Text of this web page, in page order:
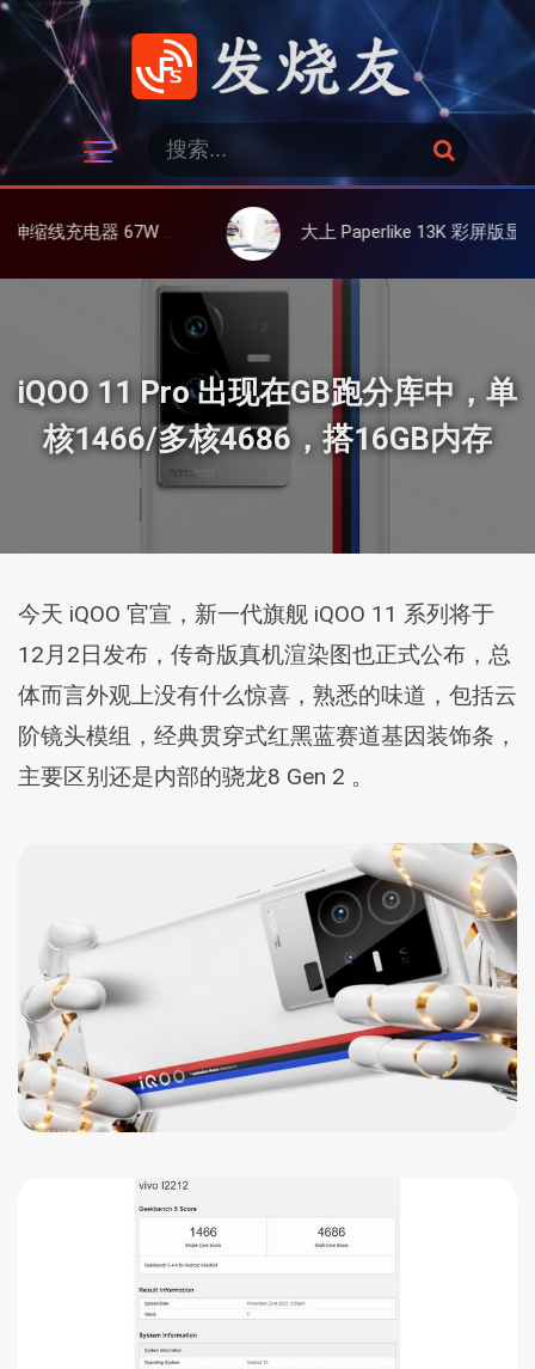
跳
发烧友
：
搜
索
氮化镓、3C多设备同时充 大上 Paperlike 13K 彩屏版显示屏，13.3英寸高刷彩色墨
iQOO 11 Pro 出现在GB跑分库中，单
核1466/多核4686，搭16GB内存
今天 iQOO 官宣，新一代旗舰 iQOO 11 系列将于
12月2日发布，传奇版真机渲染图也正式公布，总
体而言外观上没有什么惊喜，熟悉的味道，包括云
阶镜头模组，经典贯穿式红黑蓝赛道基因装饰条，
主要区别还是内部的骁龙8 Gen 2 。